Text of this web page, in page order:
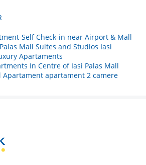
Self Check-in near Airport & Mall
Mall Suites and Studios Iasi
Apartaments
In Centre of Iasi Palas Mall
apartament 2 camere